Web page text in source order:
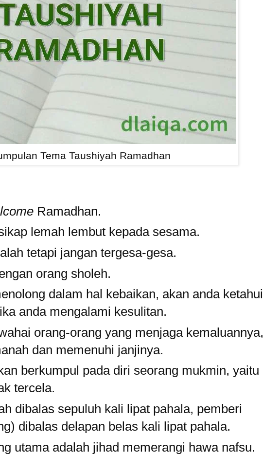
Tema Taushiyah Ramadhan
Ramadhan.
lemah lembut kepada sesama.
tetapi jangan tergesa-gesa.
orang sholeh.
dalam hal kebaikan, akan anda ketahui
anda mengalami kesulitan.
orang-orang yang menjaga kemaluannya,
dan memenuhi janjinya.
berkumpul pada diri seorang mukmin, yaitu
tercela.
dibalas sepuluh kali lipat pahala, pemberi
dibalas delapan belas kali lipat pahala.
utama adalah jihad memerangi hawa nafsu.